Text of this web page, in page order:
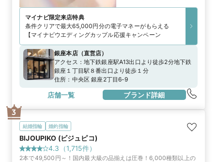
マイナビ限定来店特典
条件クリアで最大65,000円分の電子マネーがもらえる
【マイナビウエディングカップル応援キャンペーン
銀座本店（直営店）
アクセス： 地下鉄銀座駅A13出口より徒歩2分地下鉄
銀座１丁目駅８番出口より徒歩１分
住所： 中央区 銀座2丁目6-9
店舗一覧 ブランド詳細
結婚指輪 婚約指輪
BIJOUPIKO (ビジュピコ)
4.3 （1,715件）
2本で49,500円～！国内最大級の品揃えは圧巻！6,000種類以上の
3